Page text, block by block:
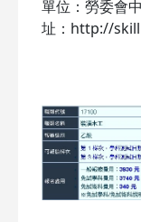
單位：勞委會
址：http://